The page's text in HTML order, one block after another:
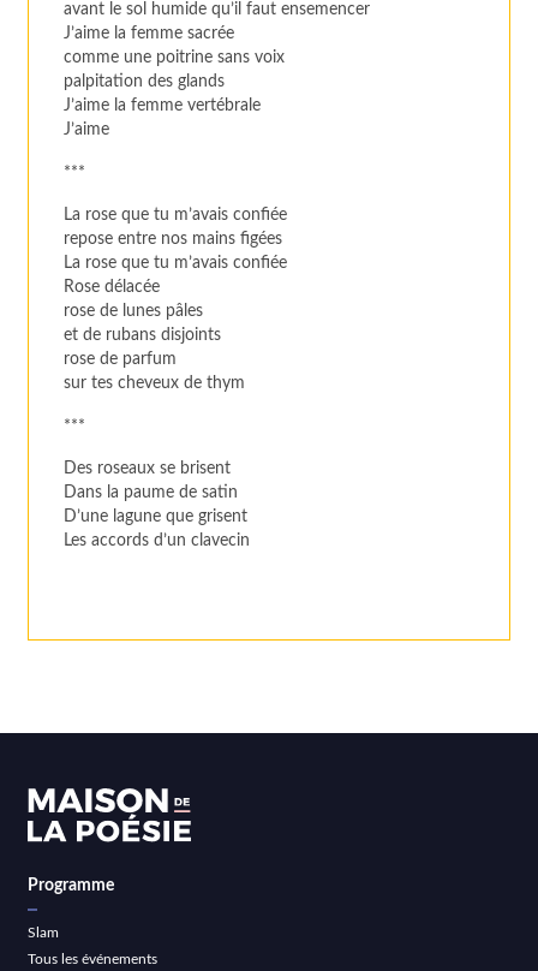
avant le sol humide qu’il faut ensemencer
J’aime la femme sacrée
comme une poitrine sans voix
palpitation des glands
J’aime la femme vertébrale
J’aime
***
La rose que tu m’avais confiée
repose entre nos mains figées
La rose que tu m’avais confiée
Rose délacée
rose de lunes pâles
et de rubans disjoints
rose de parfum
sur tes cheveux de thym
***
Des roseaux se brisent
Dans la paume de satin
D’une lagune que grisent
Les accords d’un clavecin
Programme
Slam
Tous les événements